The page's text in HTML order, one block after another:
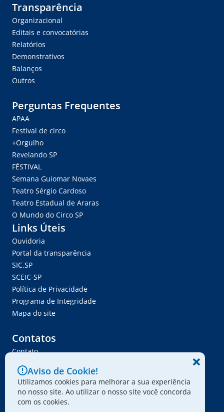
Transparência
Organizacional
Editais e convocatórias
Relatórios
Demonstrativos
Balanços
Outros
Perguntas Frequentes
APAA
Festival de circo
+Orgulho
Revelando SP
FÉSTIVAL
Semana Guiomar Novaes
Teatro Sérgio Cardoso
Teatro Estadual de Araras
O Mundo do Circo SP
Links Úteis
Ouvidoria
Portal da transparência
SIC.SP
SCEIC-SP
Política de Privacidade
Programa de Integridade
Mapa do site
Contatos
Contato
Trabalhe Conosco
Ser Fornecedor
Envie seu projeto
Aviso de Cookie!
Utilizamos cookies para melhorar a sua experiência
no nosso site. Ao utilizar o nosso site você concorda
com os cookies.